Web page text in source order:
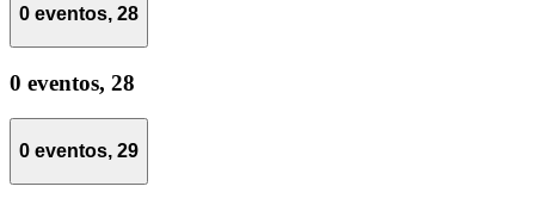
0 eventos, 28
0 eventos, 28
0 eventos, 29